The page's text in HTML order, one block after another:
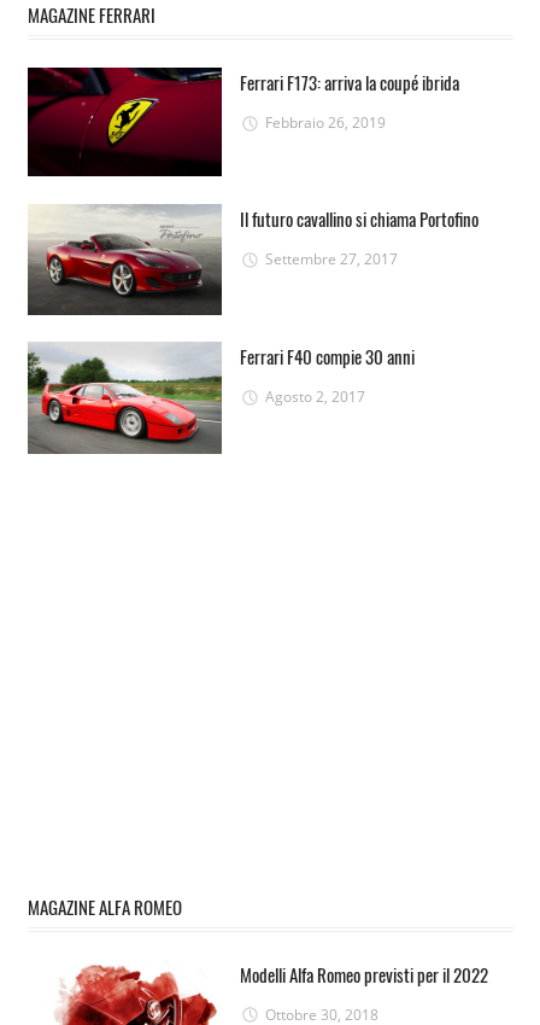
MAGAZINE FERRARI
Ferrari F173: arriva la coupé ibrida
Febbraio 26, 2019
Il futuro cavallino si chiama Portofino
Settembre 27, 2017
Ferrari F40 compie 30 anni
Agosto 2, 2017
MAGAZINE ALFA ROMEO
Modelli Alfa Romeo previsti per il 2022
Ottobre 30, 2018